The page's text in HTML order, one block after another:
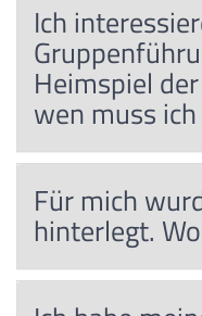
Ich
Heimspiel
wen muss
Für mich
hinterlegt.